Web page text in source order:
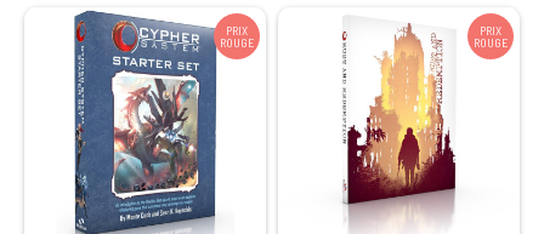
PRIX
ROUGE
PRIX
ROUGE